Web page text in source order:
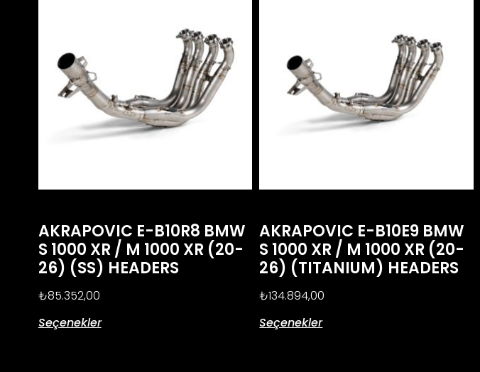
AKRAPOVIC E-B10R8 BMW
S 1000 XR / M 1000 XR (20-
26) (SS) HEADERS
₺85.352,00
Seçenekler
AKRAPOVIC E-B10E9 BMW
S 1000 XR / M 1000 XR (20-
26) (TITANIUM) HEADERS
₺134.894,00
Seçenekler